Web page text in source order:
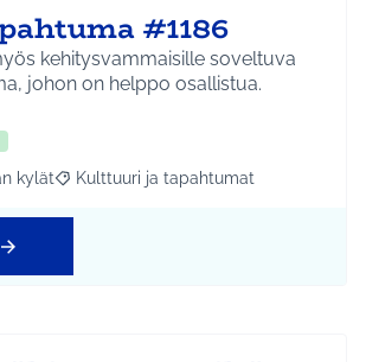
#1186
kehitysvammaisille soveltuva
johon on helppo osallistua.
mukaan: Etelä-Tuusulan kylät
kylät Rajaa tulokset teeman mukaan:
Kulttuuri ja tapahtumat